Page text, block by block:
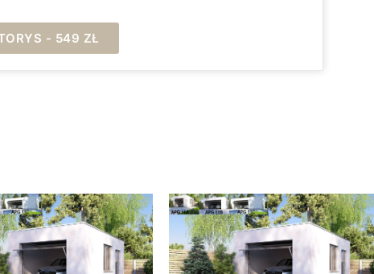
- 549 ZŁ